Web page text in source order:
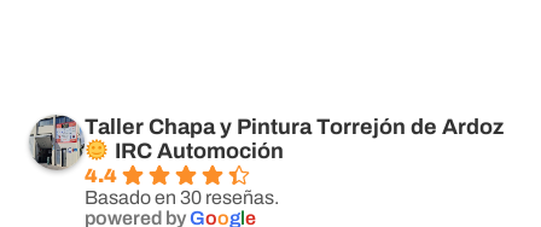
Taller Chapa y Pintura Torrejón de Ardoz
IRC Automoción
4.4
Basado en 30 reseñas.
powered byGoog e